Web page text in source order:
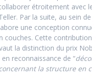
étroitement avec
Par la suite, au sein de
une conception
couches. Cette contribution
la distinction du prix
reconnaissance de “
la structure en